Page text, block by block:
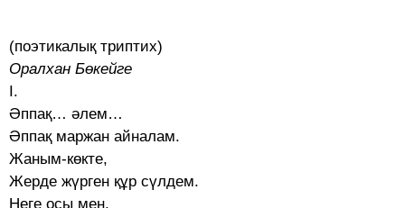
(поэтикалық триптих)
Оралхан Бөкейге
I.
Әппақ… әлем…
Әппақ маржан айналам.
Жаным-көкте,
Жерде жүрген құр сүлдем.
Неге осы мен,